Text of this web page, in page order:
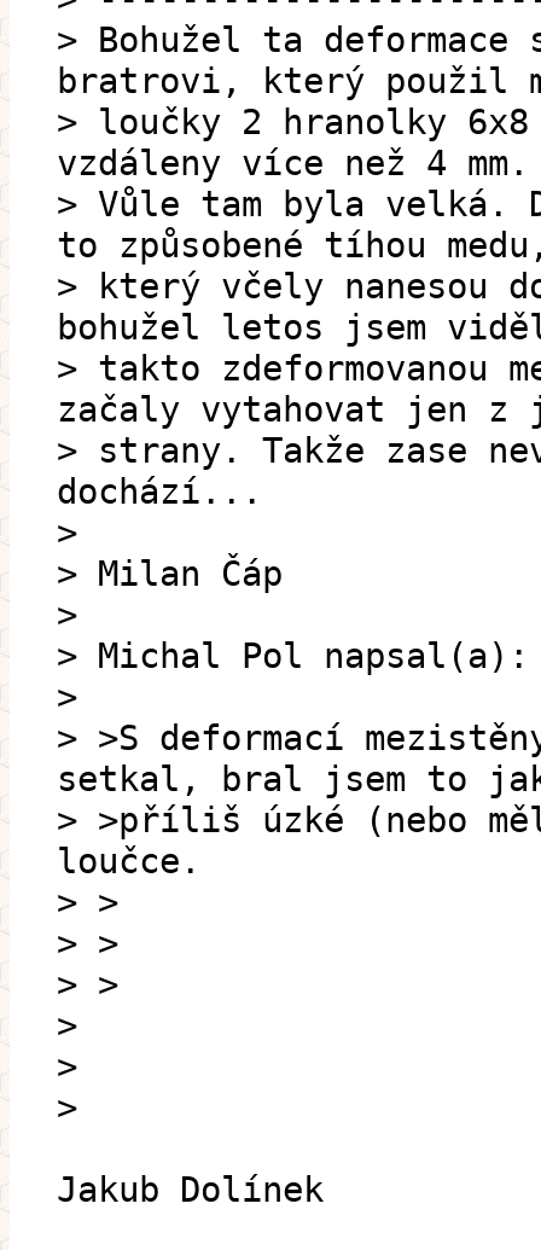
> Bohužel ta
bratrovi, který použil
> loučky 2 hranolky
vzdáleny více než 4 mm.
> Vůle tam byla velká.
to způsobené tíhou
> který včely nanesou
bohužel letos jsem
> takto zdeformovanou
začaly vytahovat jen z
> strany. Takže zase
dochází...
>
> Milan Čáp
>
> Michal Pol napsal(a):
>
> >S deformací
setkal, bral jsem to
> >příliš úzké (nebo
loučce.
> >
> >
> >
>
>
>
Jakub Dolínek